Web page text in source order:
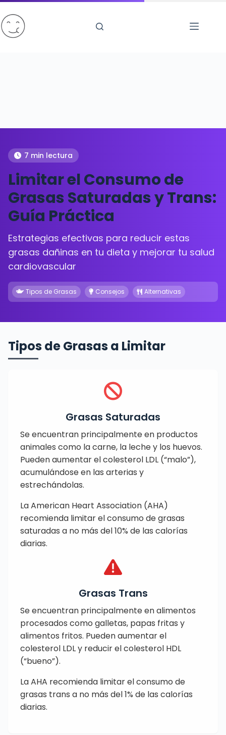
Saltar
al
contenido
7 min lectura
Limitar el Consumo de
Grasas Saturadas y Trans:
Guía Práctica
Estrategias efectivas para reducir estas
grasas dañinas en tu dieta y mejorar tu salud
cardiovascular
Tipos de Grasas Consejos Alternativas
Tipos de Grasas a Limitar
Grasas Saturadas
Se encuentran principalmente en productos
animales como la carne, la leche y los huevos.
Pueden aumentar el colesterol LDL (“malo”),
acumulándose en las arterias y
estrechándolas.
La American Heart Association (AHA)
recomienda limitar el consumo de grasas
saturadas a no más del 10% de las calorías
diarias.
Grasas Trans
Se encuentran principalmente en alimentos
procesados como galletas, papas fritas y
alimentos fritos. Pueden aumentar el
colesterol LDL y reducir el colesterol HDL
(“bueno”).
La AHA recomienda limitar el consumo de
grasas trans a no más del 1% de las calorías
diarias.